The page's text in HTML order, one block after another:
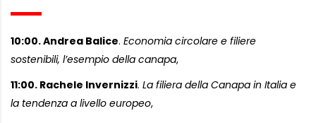
10:00. Andrea Balice. Economia circolare e filiere
sostenibili, l’esempio della canapa,
11:00. Rachele Invernizzi. La filiera della Canapa in Italia e
la tendenza a livello europeo,